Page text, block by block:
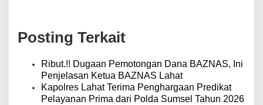
s
i
Posting Terkait
Ribut.!! Dugaan Pemotongan Dana BAZNAS, Ini
Penjelasan Ketua BAZNAS Lahat
Kapolres Lahat Terima Penghargaan Predikat
Pelayanan Prima dari Polda Sumsel Tahun 2026